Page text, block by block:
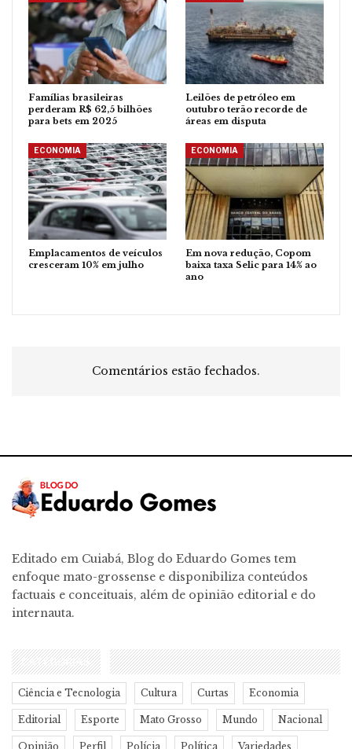
Famílias brasileiras
perderam R$ 62,5 bilhões
para bets em 2025
Leilões de petróleo em
outubro terão recorde de
áreas em disputa
ECONOMIA
Emplacamentos de veículos
cresceram 10% em julho
ECONOMIA
Em nova redução, Copom
baixa taxa Selic para 14% ao
ano
Comentários estão fechados.
Editado em Cuiabá, Blog do Eduardo Gomes tem
enfoque mato-grossense e disponibiliza conteúdos
factuais e conceituais, além de opinião editorial e do
internauta.
CATEGORIAS
Ciência e Tecnologia Cultura Curtas Economia
Editorial Esporte Mato Grosso Mundo Nacional
Opinião Perfil Polícia Política Variedades